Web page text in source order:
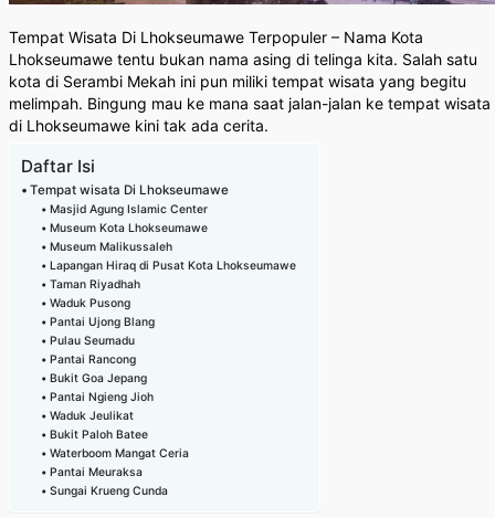
Tempat Wisata Di Lhokseumawe Terpopuler – Nama Kota
Lhokseumawe tentu bukan nama asing di telinga kita. Salah satu
kota di Serambi Mekah ini pun miliki tempat wisata yang begitu
melimpah. Bingung mau ke mana saat jalan-jalan ke tempat wisata
di Lhokseumawe kini tak ada cerita.
Daftar Isi
Tempat wisata Di Lhokseumawe
Masjid Agung Islamic Center
Museum Kota Lhokseumawe
Museum Malikussaleh
Lapangan Hiraq di Pusat Kota Lhokseumawe
Taman Riyadhah
Waduk Pusong
Pantai Ujong Blang
Pulau Seumadu
Pantai Rancong
Bukit Goa Jepang
Pantai Ngieng Jioh
Waduk Jeulikat
Bukit Paloh Batee
Waterboom Mangat Ceria
Pantai Meuraksa
Sungai Krueng Cunda